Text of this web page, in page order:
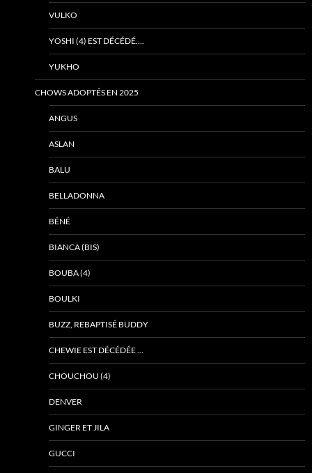
VULKO
YOSHI (4) EST DÉCÉDÉ….
YUKHO
CHOWS ADOPTÉS EN 2025
ANGUS
ASLAN
BALU
BELLADONNA
BÉNÉ
BIANCA (BIS)
BOUBA (4)
BOULKI
BUZZ, REBAPTISÉ BUDDY
CHEWIE EST DÉCÉDÉE …
CHOUCHOU (4)
DENVER
GINGER ET JILA
GUCCI